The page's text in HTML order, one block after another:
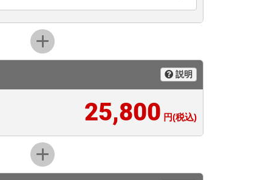
説明
25,800 円(税込)